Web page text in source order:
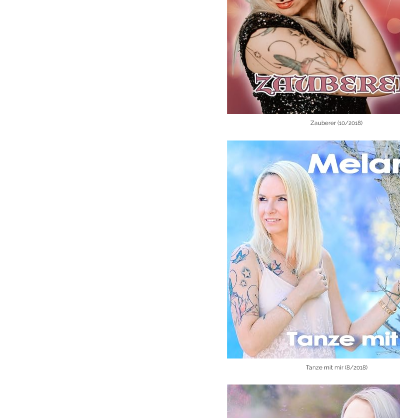
Zauberer (10/2018)
Tanze mit mir (8/2018)